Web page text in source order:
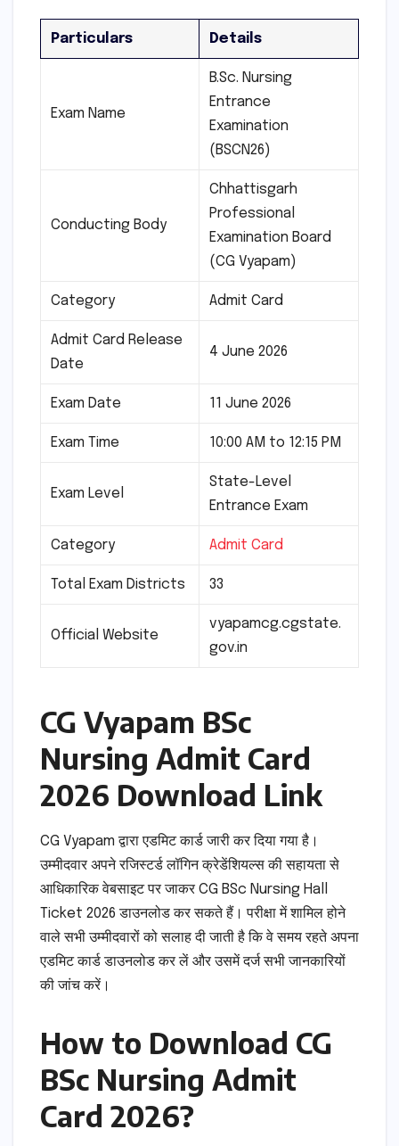
Particulars Details
Exam Name
B.Sc. Nursing
Entrance
Examination
(BSCN26)
Conducting Body
Chhattisgarh
Professional
Examination Board
(CG Vyapam)
Category Admit Card
Admit Card Release
Date
4 June 2026
Exam Date 11 June 2026
Exam Time 10:00 AM to 12:15 PM
Exam Level
State-Level
Entrance Exam
Category Admit Card
Total Exam Districts 33
Official Website
vyapamcg.cgstate.
gov.in
CG Vyapam BSc
Nursing Admit Card
2026 Download Link
CG Vyapam द्वारा एडमिट कार्ड जारी कर दिया गया है।
उम्मीदवार अपने रजिस्टर्ड लॉगिन क्रेडेंशियल्स की सहायता से
आधिकारिक वेबसाइट पर जाकर CG BSc Nursing Hall
Ticket 2026 डाउनलोड कर सकते हैं। परीक्षा में शामिल होने
वाले सभी उम्मीदवारों को सलाह दी जाती है कि वे समय रहते अपना
एडमिट कार्ड डाउनलोड कर लें और उसमें दर्ज सभी जानकारियों
की जांच करें।
How to Download CG
BSc Nursing Admit
Card 2026?